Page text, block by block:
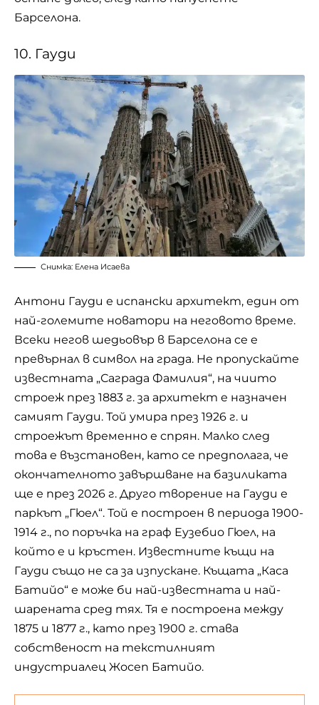
Барселона.
10. Гауди
Снимка: Елена Исаева
Антони Гауди е испански архитект, един от
най-големите новатори на неговото време.
Всеки негов шедьовър в Барселона се е
превърнал в символ на града. Не пропускайте
известната „Саграда Фамилия“, на чиито
строеж през 1883 г. за архитект е назначен
самият Гауди. Той умира през 1926 г. и
строежът временно е спрян. Малко след
това е възстановен, като се предполага, че
окончателното завършване на базиликата
ще е през 2026 г. Друго творение на Гауди е
паркът „Гюел“. Той е построен в периода 1900-
1914 г., по поръчка на граф Еузебио Гюел, на
който е и кръстен. Известните къщи на
Гауди също не са за изпускане. Къщата „Каса
Батийо“ е може би най-известната и най-
шарената сред тях. Тя е построена между
1875 и 1877 г., като през 1900 г. става
собственост на текстилният
индустриалец Жосеп Батийо.